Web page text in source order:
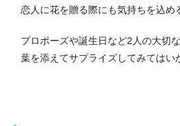
恋人に花を贈る際にも気持ちを込め
プロポーズや誕生日など2人の大切
葉を添えてサプライズしてみてはい